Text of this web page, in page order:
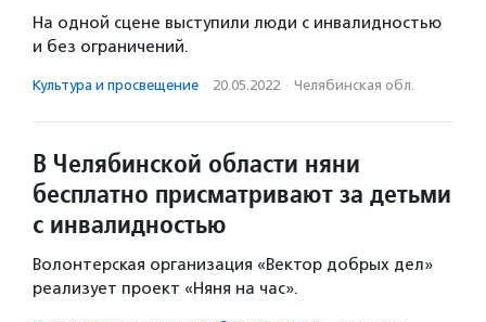
На одной сцене выступили люди с инвалидностью
и без ограничений.
Культура и просвещение · 20.05.2022 · Челябинская обл.
В Челябинской области няни
бесплатно присматривают за детьми
с инвалидностью
Волонтерская организация «Вектор добрых дел»
реализует проект «Няня на час».